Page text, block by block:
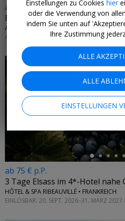
ab 240 € p.P.
Blumendorf Reith: 5 Tage in
ALPBACHTAL • ÖSTERREICH
AB SOFORT
ab 75 € p.P.
3 Tage Elsass im 4*-Hotel nahe
HÔTEL & SPA RIBEAUVILLÉ • FRANKREICH
EINLÖSBAR: 20. SEPT. 2026–31. MÄRZ 2027
Einstellungen zu Cookies hier
oder die Verwendung von
indem Sie unten auf
Ihre Zustimmung
ALLE
ALLE
EINSTELLUNGEN